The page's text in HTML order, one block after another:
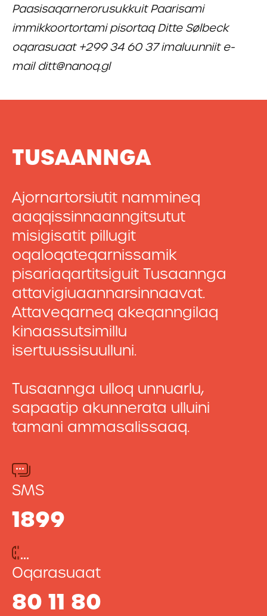
Paasisaqarnerorusukkuit Paarisami
immikkoortortami pisortaq Ditte Sølbeck
oqarasuaat +299 34 60 37 imaluunniit e-
mail ditt@nanoq.gl
TUSAANNGA
Ajornartorsiutit nammineq
aaqqissinnaanngitsutut
misigisatit pillugit
oqaloqateqarnissamik
pisariaqartitsiguit Tusaannga
attavigiuaannarsinnaavat.
Attaveqarneq akeqanngilaq
kinaassutsimillu
isertuussisuulluni.
Tusaannga ulloq unnuarlu,
sapaatip akunnerata ulluini
tamani ammasalissaaq.
SMS
1899
Oqarasuaat
80 11 80